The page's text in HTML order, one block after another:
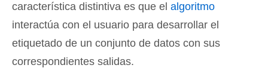
característica distintiva es que el algoritmo
interactúa con el usuario para desarrollar el
etiquetado de un conjunto de datos con sus
correspondientes salidas.